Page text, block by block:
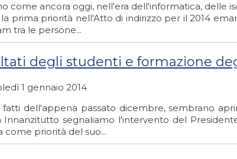
come ancora oggi, nell'era dell'informatica, delle
prima priorità nell'Atto di indirizzo per il 2014
tra le persone...
degli studenti e formazione
1 gennaio 2014
fatti dell'appena passato dicembre, sembrano
Innanzitutto segnaliamo l'intervento del
come priorità del suo...